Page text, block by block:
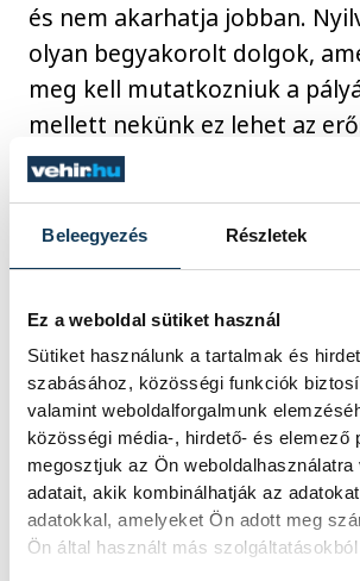
Beleegyezés Részletek
Ez a weboldal sütiket használ
Sütiket használunk a tartalmak és
szabásához, közösségi funkciók
valamint weboldalforgalmunk
közösségi média-, hirdető- és elemező
megosztjuk az Ön weboldalhasználatra
adatait, akik kombinálhatják az
adatokkal, amelyeket Ön adott meg
Ön által használt más
és nem akarhatja jobban.
olyan begyakorolt dolgok,
meg kell mutatkozniuk a
mellett nekünk ez lehet az
mert ha az ellenfél jobban
győzelmet, nekünk nincs
magyarázta a MOL-Pick
Felidézte, hogy a második
táján lőttek néhány gólt
ettől megnyugodtak, azt
megvan a mérkőzés, az
megpróbálták minél
a hátrányukat, és sikerült is
Ezután a magyaroknak
támadásban is volt egy-egy